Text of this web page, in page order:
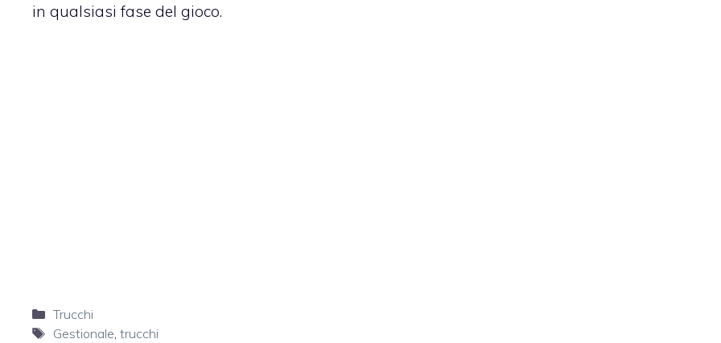
in qualsiasi fase del gioco.
Categorie
Trucchi
Tag
Gestionale, trucchi